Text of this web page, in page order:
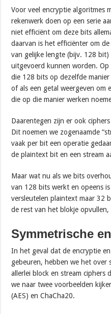
Voor veel encryptie algoritmes
rekenwerk doen op een serie
niet efficiënt om deze bits
daarvan is het efficiënter om
van gelijke lengte (bijv. 128
uitgevoerd kunnen worden. Op
die 128 bits op dezelfde
of als een getal weergeven om
die op die manier werken
Daarentegen zijn er ook
Dit noemen we zogenaamde
vaak per bit een operatie
de plaintext bit en een stream
Maar wat nu als we bits
van 128 bits werkt en opeens
versleutelen plaintext maar 32
de rest van het blokje
Symmetrische
In het geval dat de encryptie
gebeuren, hebben we het over
allerlei block en stream ciphers
we naar twee voorbeelden
(AES) en ChaCha20.